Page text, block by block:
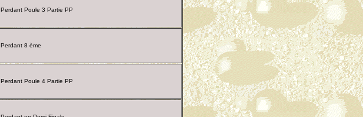
Perdant Poule 3 Partie PP
Perdant 8 ème
Perdant Poule 4 Partie PP